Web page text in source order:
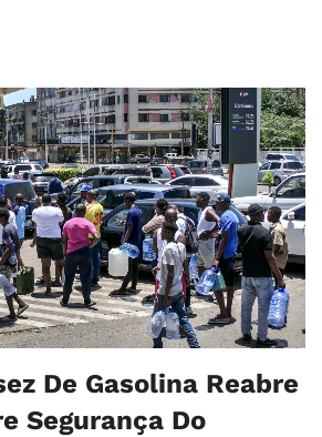
De Gasolina Reabre
Segurança Do